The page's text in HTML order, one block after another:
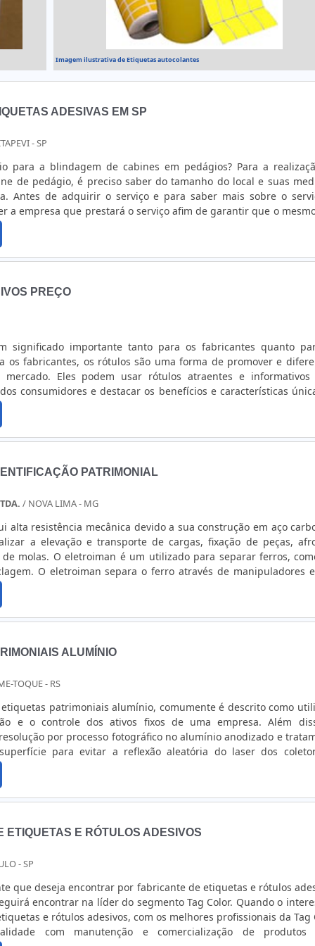
Imagem ilustrativa de Etiquetas autocolantes
ADESIVAS EM SP
- SP
a blindagem de cabines em pedágios? Para a realização da
de pedágio, é preciso saber do tamanho do local e suas
é
a empresa que prestará o serviço afim de garantir que o
procedimento é realizado com base em um
local....
PREÇO
significado importante tanto para os fabricantes quanto
os fabricantes, os rótulos são uma forma de promover e
Eles podem usar rótulos atraentes e informativos
consumidores e destacar os benefícios e características
disso, os rótulos também ajudam os fabricantes a
fornecendo informações obrigatórias sobre o
os rótulos são uma fonte de informações importantes
segurança e adequação do produto às suas
com alergias alimentares pode verificar os
nutricionais que ajudam os consumidores a fazer
um com sua
Alguns dos tipos mais comuns de rótulos incluem: Rótulos de
rótulos são usados para identificar o produto e fornecer
Rótulos informativos: Esses rótulos fornecem
sobre o produto, como ingredientes, instruções de
nutricionais. Rótulos promocionais: Esses rótulos
o produto e destacar seus benefícios e características
rótulos são usados para alertar os consumidores sobre possíveis
ao uso do produto. Eles podem incluir avisos de segurança,
PATRIMONIAL
/ NOVA LIMA - MG
alta resistência mecânica devido a sua construção em aço
a elevação e transporte de cargas, fixação de peças,
separar ferros, como em
O eletroiman separa o ferro através de manipuladores e
Ele funciona por uma passagem de corrente elétrica através
ALUMÍNIO
TOQUE - RS
patrimoniais alumínio, comumente é descrito como
e o controle dos ativos fixos de uma empresa. Além
por processo fotográfico no alumínio anodizado e
para evitar a reflexão aleatória do laser dos
do código. MAIS DETALHES IMPORTANTES
de forma customizada, com diversas medidas, formatos,
Além disso, possuem numeração sequencial de 1 a “n”,
dos ativos fixos e físicos de uma empresa, função de
segmentos da empresa.A prática cotidiana prova
compõem vertentes que trazem grandes benefícios
alguns destaques do produto na lista abaixo:Agilidade no
através do código de barras inserido na placa;Fácil
patrimoniais;Ótimo acabamento e
ALTA EFICIÊNCIA EM ETIQUETAS PATRIMONIAIS
ETIQUETAS E RÓTULOS ADESIVOS
- SP
que deseja encontrar por fabricante de etiquetas e rótulos
encontrar na líder do segmento Tag Color. Quando o
e rótulos adesivos, com os melhores profissionais da Tag
com manutenção e comercialização de produtos